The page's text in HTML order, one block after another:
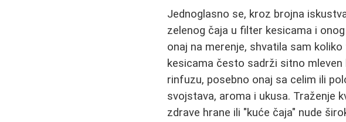
Jednoglasno se, kroz brojna
zelenog čaja u filter kesicama i
onaj na merenje, shvatila sam
kesicama često sadrži sitno mleven
rinfuzu, posebno onaj sa celim ili
svojstava, aroma i ukusa. Traženje
zdrave hrane ili "kuće čaja" nude